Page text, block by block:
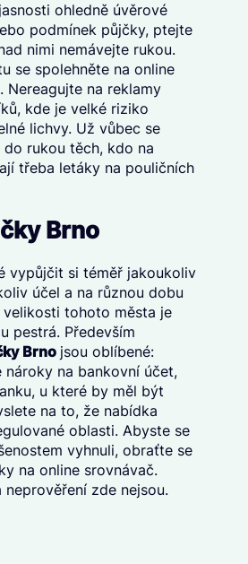
ohledně úvěrové
podmínek půjčky, ptejte
nimi nemávejte rukou.
se spolehněte na online
Nereagujte na reklamy
kde je velké riziko
lichvy. Už vůbec se
do rukou těch, kdo na
třeba letáky na pouličních
Brno
vypůjčit si téměř jakoukoliv
účel a na různou dobu
tohoto města je
pestrá. Především
Brno jsou oblíbené:
nároky na bankovní účet,
u které by měl být
na to, že nabídka
oblasti. Abyste se
vyhnuli, obraťte se
na online srovnávač.
neprověření zde nejsou.